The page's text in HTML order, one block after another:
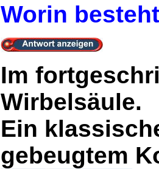
Worin
Im
Wirbelsäule.
Ein
gebeugtem